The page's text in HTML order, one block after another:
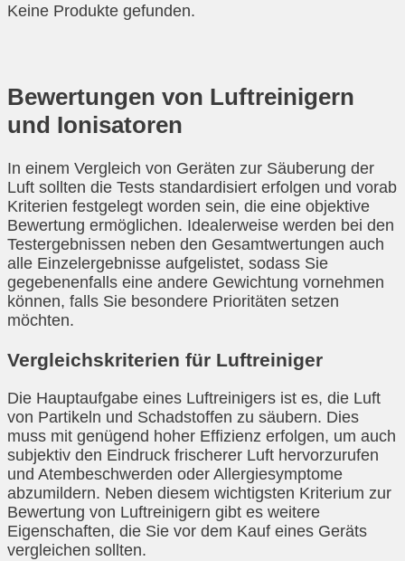
Keine Produkte gefunden.
Bewertungen von Luftreinigern
und Ionisatoren
In einem Vergleich von Geräten zur Säuberung der
Luft sollten die Tests standardisiert erfolgen und vorab
Kriterien festgelegt worden sein, die eine objektive
Bewertung ermöglichen. Idealerweise werden bei den
Testergebnissen neben den Gesamtwertungen auch
alle Einzelergebnisse aufgelistet, sodass Sie
gegebenenfalls eine andere Gewichtung vornehmen
können, falls Sie besondere Prioritäten setzen
möchten.
Vergleichskriterien für Luftreiniger
Die Hauptaufgabe eines Luftreinigers ist es, die Luft
von Partikeln und Schadstoffen zu säubern. Dies
muss mit genügend hoher Effizienz erfolgen, um auch
subjektiv den Eindruck frischerer Luft hervorzurufen
und Atembeschwerden oder Allergiesymptome
abzumildern. Neben diesem wichtigsten Kriterium zur
Bewertung von Luftreinigern gibt es weitere
Eigenschaften, die Sie vor dem Kauf eines Geräts
vergleichen sollten.